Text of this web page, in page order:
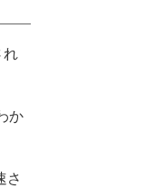
れ
か
さ